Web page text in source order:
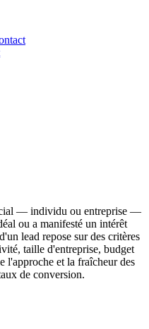
— individu ou entreprise —
ou a manifesté un intérêt
lead repose sur des critères
taille d'entreprise, budget
l'approche et la fraîcheur des
de conversion.